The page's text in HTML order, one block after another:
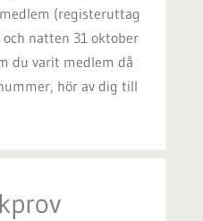
(registeruttag
natten 31 oktober
du varit medlem då
hör av dig till